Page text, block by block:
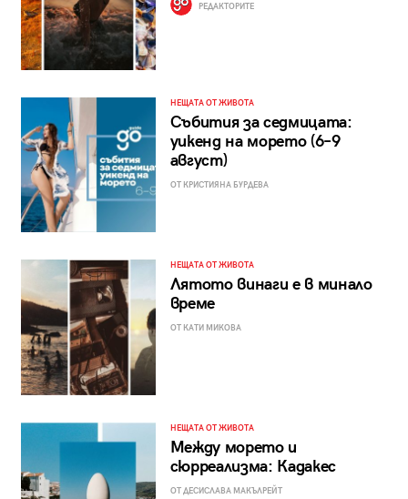
РЕДАКТОРИТЕ
НЕЩАТА ОТ ЖИВОТА
Събития за седмицата:
уикенд на морето (6–9
август)
ОТ КРИСТИЯНА БУРДЕВА
НЕЩАТА ОТ ЖИВОТА
Лятото винаги е в минало
време
ОТ КАТИ МИКОВА
НЕЩАТА ОТ ЖИВОТА
Между морето и
сюрреализма: Кадакес
ОТ ДЕСИСЛАВА МАКЪЛРЕЙТ